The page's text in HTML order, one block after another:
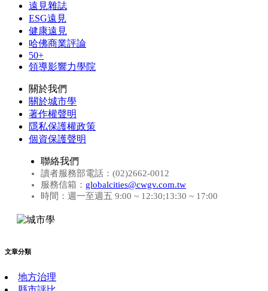
遠見雜誌
ESG遠見
健康遠見
哈佛商業評論
50+
領導影響力學院
關於我們
關於城市學
著作權聲明
隱私保護權政策
個資保護聲明
聯絡我們
讀者服務部電話：(02)2662-0012
服務信箱： globalcities@cwgv.com.tw
時間：週一至週五 9:00 ~ 12:30;13:30 ~ 17:00
文章分類
地方治理